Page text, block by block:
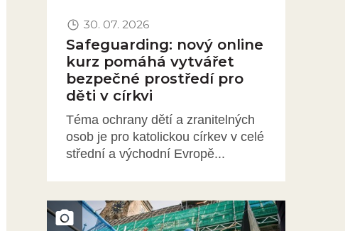
30. 07. 2026
Safeguarding: nový online
kurz pomáhá vytvářet
bezpečné prostředí pro
děti v církvi
Téma ochrany dětí a zranitelných
osob je pro katolickou církev v celé
střední a východní Evropě...
Obrázek novinky